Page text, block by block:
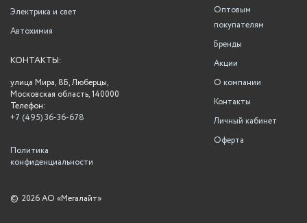
Оптовым
покупателям
Бренды
Акции
О компании
Контакты
Личный кабинет
Оферта
Электрика и свет
Автохимия
КОНТАКТЫ:
улица Мира, 8Б, Люберцы,
Московская область, 140000
Телефон:
+7 (495) 36-36-678
Политика
конфиденциальности
© 2026 АО «Мегалайт»